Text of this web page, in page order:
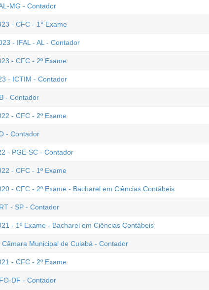
MG - Contador
- CFC - 1° Exame
- IFAL - AL - Contador
- CFC - 2º Exame
- ICTIM - Contador
- Contador
- CFC - 2º Exame
- Contador
- PGE-SC - Contador
- CFC - 1º Exame
- CFC - 2º Exame - Bacharel em Ciências Contábeis
- SP - Contador
- 1º Exame - Bacharel em Ciências Contábeis
Câmara Municipal de Cuiabá - Contador
- CFC - 2º Exame
DF - Contador